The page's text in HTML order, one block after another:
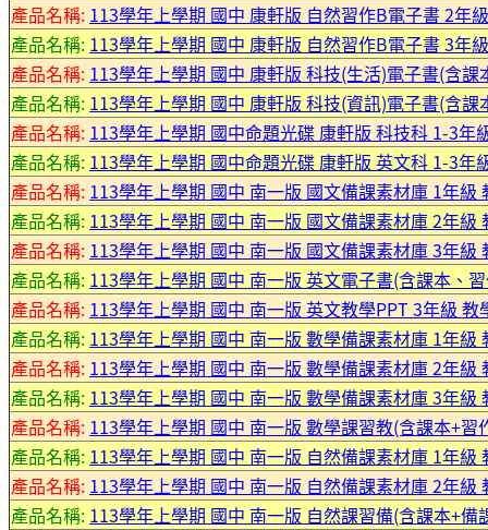
產品名稱: 113學年上學期 國中 康軒版 自然習作B電子書 2年
產品名稱: 113學年上學期 國中 康軒版 自然習作B電子書 3年
產品名稱: 113學年上學期 國中 康軒版 科技(生活)電子書(含
產品名稱: 113學年上學期 國中 康軒版 科技(資訊)電子書(含
產品名稱: 113學年上學期 國中命題光碟 康軒版 科技科 1-3年
產品名稱: 113學年上學期 國中命題光碟 康軒版 英文科 1-3年
產品名稱: 113學年上學期 國中 南一版 國文備課素材庫 1年級
產品名稱: 113學年上學期 國中 南一版 國文備課素材庫 2年級
產品名稱: 113學年上學期 國中 南一版 國文備課素材庫 3年級
產品名稱: 113學年上學期 國中 南一版 英文電子書(含課本、
產品名稱: 113學年上學期 國中 南一版 英文教學PPT 3年級 教
產品名稱: 113學年上學期 國中 南一版 數學備課素材庫 1年級
產品名稱: 113學年上學期 國中 南一版 數學備課素材庫 2年級
產品名稱: 113學年上學期 國中 南一版 數學備課素材庫 3年級
產品名稱: 113學年上學期 國中 南一版 數學課習教(含課本+
產品名稱: 113學年上學期 國中 南一版 自然備課素材庫 1年級
產品名稱: 113學年上學期 國中 南一版 自然備課素材庫 2年級
產品名稱: 113學年上學期 國中 南一版 自然課習備(含課本+